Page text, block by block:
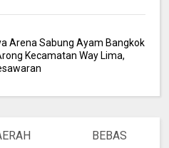
Arena Sabung Ayam Bangkok
Kecamatan Way Lima,
BEBAS